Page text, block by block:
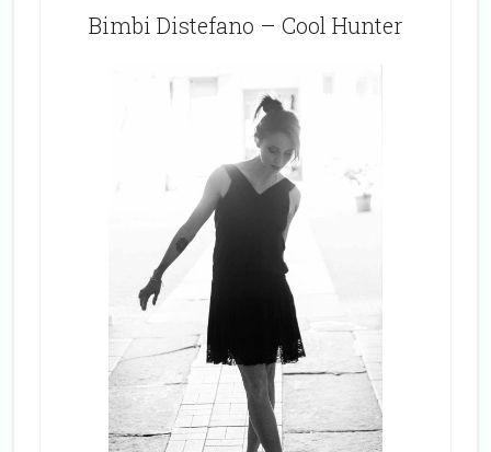
Bimbi Distefano – Cool Hunter